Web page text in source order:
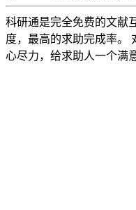
科研通是完全免费的文献
度，最高的求助完成率。
心尽力，给求助人一个满